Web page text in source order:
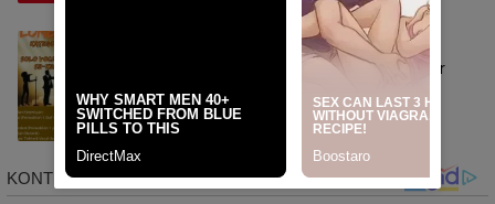
Rangkaian HUT RI Ke-80 Tingkat
Kecamatan Baranti, Panitia Bakal Gelar
Lomba Karaoke Antar Instansi dan
Masyarakat
News Agustus 20, 2025